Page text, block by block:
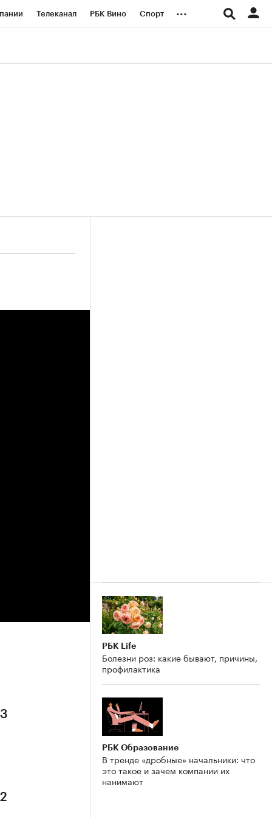
Телеканал РБК Вино Спорт ...
РБК Life
Болезни роз: какие бывают, причины,
профилактика
РБК Образование
В тренде «дробные» начальники: что
это такое и зачем компании их
нанимают